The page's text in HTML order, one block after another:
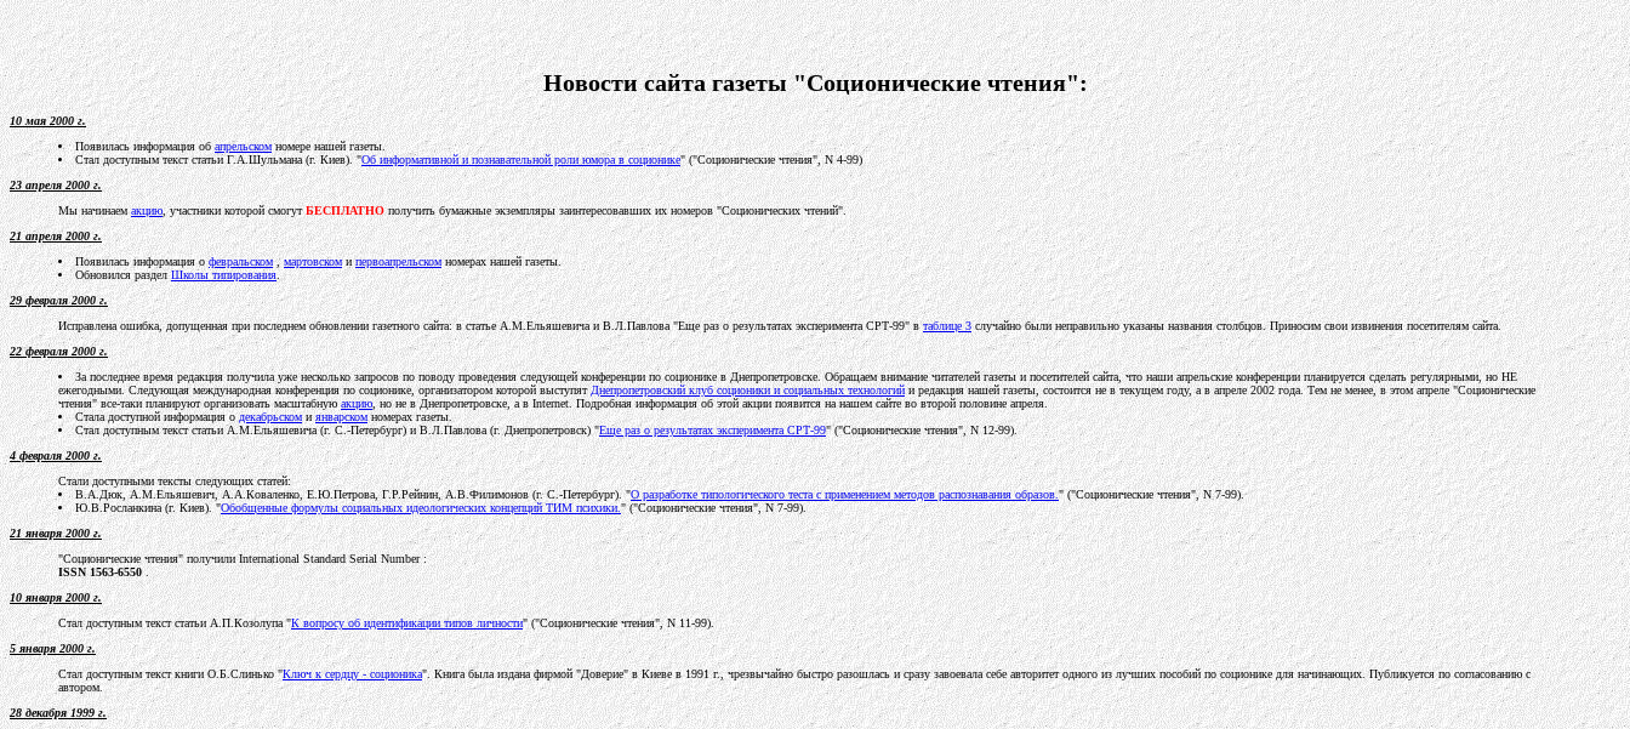
Новости сайта газеты "Соционические чтения":
10 мая 2000 г.
Появилась информация обапрельскомномере нашей газеты.
Стал доступным текст статьи Г.А.Шульмана (г. Киев). "Об информативной и познавательной роли юмора в соционике" ("Соционические чтения", N 4-99)
23 апреля 2000 г.
Мы начинаемакцию, участники которой смогутБЕСПЛАТНОполучить бумажные экземпляры заинтересовавших их номеров "Соционических чтений".
21 апреля 2000 г.
Появилась информация офевральском,мартовскомипервоапрельскомномерах нашей газеты.
Обновился разделШколы типирования.
29 февраля 2000 г.
Исправлена ошибка, допущенная при последнем обновлении газетного сайта: в статье А.М.Ельяшевича и В.Л.Павлова "Еще раз о результатах эксперимента СРТ-99" втаблице 3случайно были неправильно указаны названия столбцов. Приносим свои извинения посетителям сайта.
22 февраля 2000 г.
За последнее время редакция получила уже несколько запросов по поводу проведения следующей конференции по соционике в Днeпропетровске. Обращаем внимание читателей газеты и посетителей сайта, что наши апрельские конференции планируется сделать регулярными, но HE
ежегодными. Следующая международная конференция по соционике, организатором которой выступятДнепропетровский клуб соционики и социальных технологийи редакция нашей газеты, состоится не в текущем году, а в апреле 2002 года. Тем не менее, в этом апреле "Соционические
чтения" все-таки планируют организовать масштабнуюакцию, но не в Днепропетровске, а в Internet. Подробная информация об этой акции появится на нашем сайте во второй половине апреля.
Стала доступной информация одекабрьскомиянварскомномерах газеты.
Стал доступным текст статьи А.М.Ельяшевича (г. С.-Петербург) и В.Л.Павлова (г. Днепропетровск) "Еще раз о результатах эксперимента СРТ-99" ("Соционические чтения", N 12-99).
4 февраля 2000 г.
Стали доступными тексты следующих статей:
В.А.Дюк, А.М.Ельяшевич, А.А.Коваленко, Е.Ю.Петрова, Г.Р.Рейнин, А.В.Филимонов (г. С.-Петербург). "О разработке типологического теста с применением методов распознавания образов." ("Соционические чтения", N 7-99).
Ю.В.Росланкина (г. Киев). "Обобщенные формулы социальных идеологических концепций ТИМ психики." ("Соционические чтения", N 7-99).
21 января 2000 г.
"Соционические чтения" получили International Standard Serial Number :
ISSN 1563-6550.
10 января 2000 г.
Стал доступным текст статьи А.П.Козолупа "К вопросу об идентификации типов личности" ("Соционические чтения", N 11-99).
5 января 2000 г.
Стал доступным текст книги О.Б.Слинько "Ключ к сердцу - соционика". Книга была издана фирмой "Доверие" в Киеве в 1991 г., чрезвычайно быстро разошлась и сразу завоевала себе авторитет одного из лучших пособий по соционике для начинающих. Публикуется по согласованию с
автором.
28 декабря 1999 г.